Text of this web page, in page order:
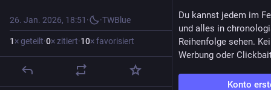
26. Jan. 2026, 18:51 · ·TWBlue
1× geteilt·0× zitiert·10× favorisiert
Du kannst jedem im
und alles in
Reihenfolge sehen.
Werbung oder
Konto